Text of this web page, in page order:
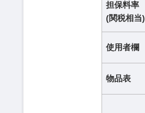
担保料率
(関税相当)
使用者欄
物品表